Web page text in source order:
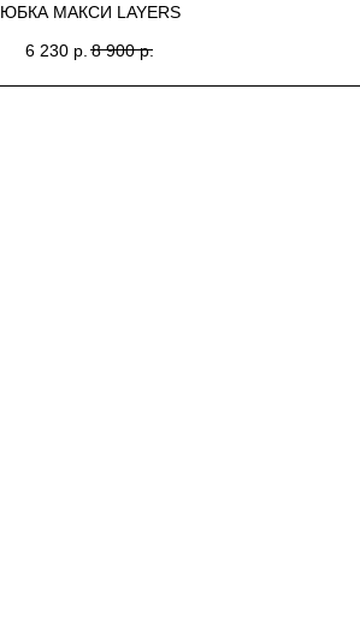
ЮБКА МАКСИ LAYERS
6 230 р. 8 900 р.